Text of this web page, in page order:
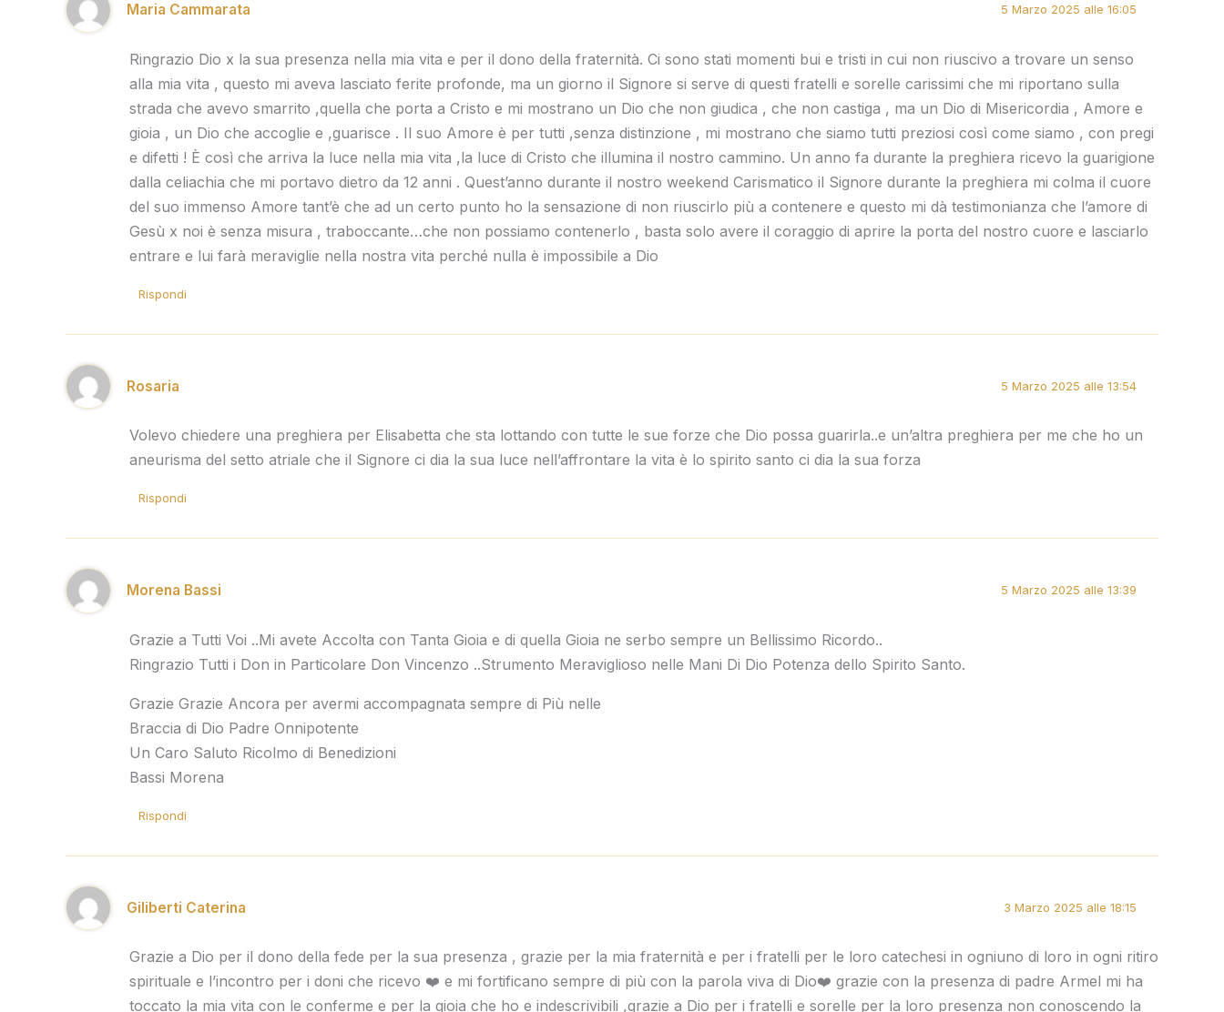
Maria Cammarata 5 Marzo 2025 alle 16:05
Ringrazio Dio x la sua presenza nella mia vita e per il dono della fraternità. Ci sono stati momenti bui e tristi in cui non riuscivo a trovare un senso
alla mia vita , questo mi aveva lasciato ferite profonde, ma un giorno il Signore si serve di questi fratelli e sorelle carissimi che mi riportano sulla
strada che avevo smarrito ,quella che porta a Cristo e mi mostrano un Dio che non giudica , che non castiga , ma un Dio di Misericordia , Amore e
gioia , un Dio che accoglie e ,guarisce . Il suo Amore è per tutti ,senza distinzione , mi mostrano che siamo tutti preziosi così come siamo , con pregi
e difetti ! È così che arriva la luce nella mia vita ,la luce di Cristo che illumina il nostro cammino. Un anno fa durante la preghiera ricevo la guarigione
dalla celiachia che mi portavo dietro da 12 anni . Quest’anno durante il nostro weekend Carismatico il Signore durante la preghiera mi colma il cuore
del suo immenso Amore tant’è che ad un certo punto ho la sensazione di non riuscirlo più a contenere e questo mi dà testimonianza che l’amore di
Gesù x noi è senza misura , traboccante…che non possiamo contenerlo , basta solo avere il coraggio di aprire la porta del nostro cuore e lasciarlo
entrare e lui farà meraviglie nella nostra vita perché nulla è impossibile a Dio
Rispondi
Rosaria 5 Marzo 2025 alle 13:54
Volevo chiedere una preghiera per Elisabetta che sta lottando con tutte le sue forze che Dio possa guarirla..e un’altra preghiera per me che ho un
aneurisma del setto atriale che il Signore ci dia la sua luce nell’affrontare la vita è lo spirito santo ci dia la sua forza
Rispondi
Morena Bassi 5 Marzo 2025 alle 13:39
Grazie a Tutti Voi ..Mi avete Accolta con Tanta Gioia e di quella Gioia ne serbo sempre un Bellissimo Ricordo..
Ringrazio Tutti i Don in Particolare Don Vincenzo ..Strumento Meraviglioso nelle Mani Di Dio Potenza dello Spirito Santo.
Grazie Grazie Ancora per avermi accompagnata sempre di Più nelle
Braccia di Dio Padre Onnipotente
Un Caro Saluto Ricolmo di Benedizioni
Bassi Morena
Rispondi
Giliberti Caterina 3 Marzo 2025 alle 18:15
Grazie a Dio per il dono della fede per la sua presenza , grazie per la mia fraternità e per i fratelli per le loro catechesi in ogniuno di loro in ogni ritiro
spirituale e l’incontro per i doni che ricevo ❤️ e mi fortificano sempre di più con la parola viva di Dio❤️ grazie con la presenza di padre Armel mi ha
toccato la mia vita con le conferme e per la gioia che ho e indescrivibili ,grazie a Dio per i fratelli e sorelle per la loro presenza non conoscendo la